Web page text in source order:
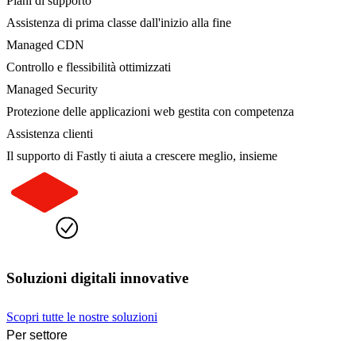
Assistenza di prima classe dall'inizio alla fine
Managed CDN
Controllo e flessibilità ottimizzati
Managed Security
Protezione delle applicazioni web gestita con competenza
Assistenza clienti
Il supporto di Fastly ti aiuta a crescere meglio, insieme
Soluzioni digitali innovative
Scopri tutte le nostre soluzioni
Per settore